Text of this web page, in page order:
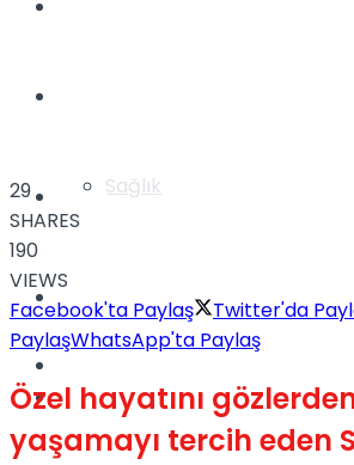
Sağlık
Müzik
Sinema
Tatil
29
SHARES
190
VIEWS
Facebook'ta Paylaş
Twitter'da
PaylaşWhatsApp'ta Paylaş
Özel hayatını
yaşamayı tercih eden